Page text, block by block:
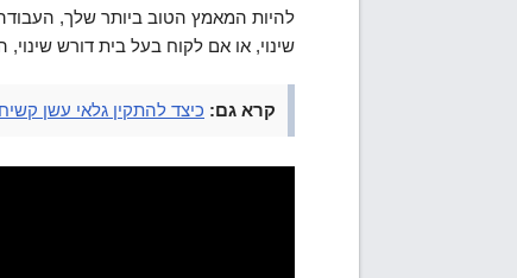
להיות המאמץ הטוב ביותר שלך,
שינוי, או אם לקוח בעל בית דורש
קרא גם: כיצד להתקין גלאי עשן